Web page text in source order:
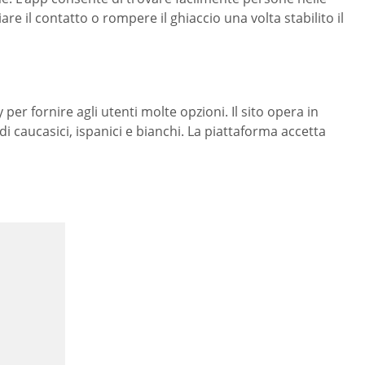
il contatto o rompere il ghiaccio una volta stabilito il
per fornire agli utenti molte opzioni. Il sito opera in
caucasici, ispanici e bianchi. La piattaforma accetta